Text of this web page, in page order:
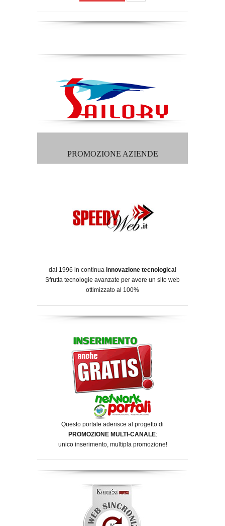
PROMOZIONE AZIENDE
dal 1996 in continua innovazione tecnologica!
Sfrutta tecnologie avanzate per avere un sito web
ottimizzato al 100%
Questo portale aderisce al progetto di
PROMOZIONE MULTI-CANALE:
unico inserimento, multipla promozione!